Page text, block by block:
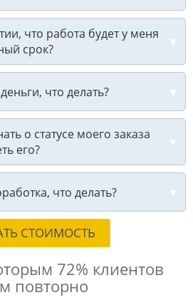
что работа будет у меня
срок?
что делать?
о статусе моего заказа
его?
что делать?
СТОИМОСТЬ
72% клиентов
повторно